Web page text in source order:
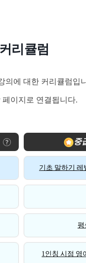
리큘럼
의에 대한 커리큘럼입
이지로 연결됩니다.
중
기초 말하기 레
평
1인칭 시점 영